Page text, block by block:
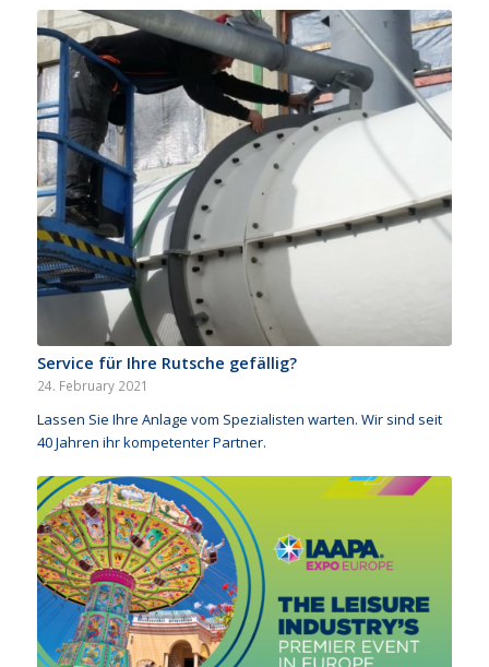
Service für Ihre Rutsche gefällig?
24. February 2021
Lassen Sie Ihre Anlage vom Spezialisten warten. Wir sind seit
40 Jahren ihr kompetenter Partner.